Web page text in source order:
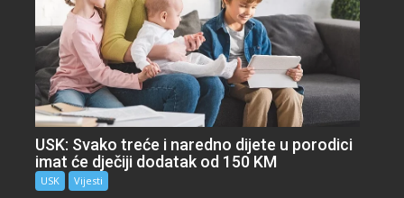
USK: Svako treće i naredno dijete u porodici
imat će dječiji dodatak od 150 KM
USK Vijesti